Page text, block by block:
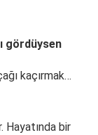
gördüysen
kaçırmak…
Hayatında bir